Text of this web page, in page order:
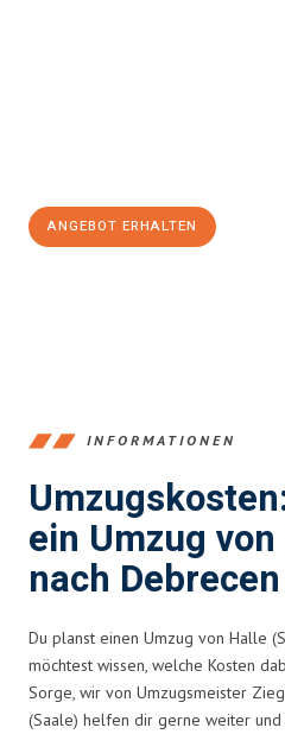
ANGEBOT ERHALTEN
INFORMATIONEN
ein Umzug
nach Debrecen
Du planst einen Umzug von Halle
möchtest wissen, welche Kosten
Sorge, wir von Umzugsmeister
(Saale) helfen dir gerne weiter